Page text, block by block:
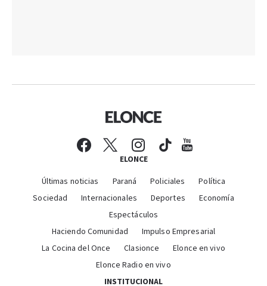
ELONCE
Últimas noticias Paraná Policiales
Política
Sociedad
Internacionales Deportes
Economía
Espectáculos
Haciendo Comunidad
Impulso Empresarial
La Cocina del Once
Clasionce
Elonce en vivo
Elonce Radio en vivo
INSTITUCIONAL